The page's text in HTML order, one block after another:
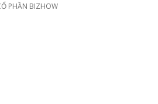
PHẦN BIZHOW